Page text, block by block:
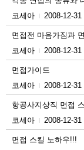
코세아
2008-12-31
면접전 마음가짐과
코세아
2008-12-31
면접가이드
코세아
2008-12-31
항공사지상직 면접
코세아
2008-12-31
면접 스킬 노하우!!!